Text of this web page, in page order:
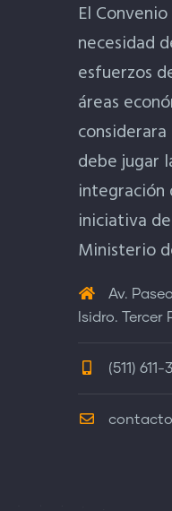
El
necesidad
esfuerzos
áreas
debe jugar
integración
iniciativa
Ministerio
Av.
Isidro. Tercer
(511) 611-